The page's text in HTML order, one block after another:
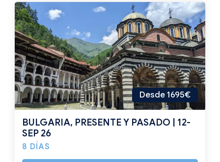
Desde 1695€
BULGARIA, PRESENTE Y PASADO | 12-
SEP 26
8 DÍAS